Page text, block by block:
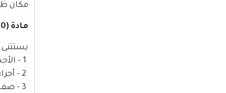
مكان
مادة (10)
يستثنى
3 -